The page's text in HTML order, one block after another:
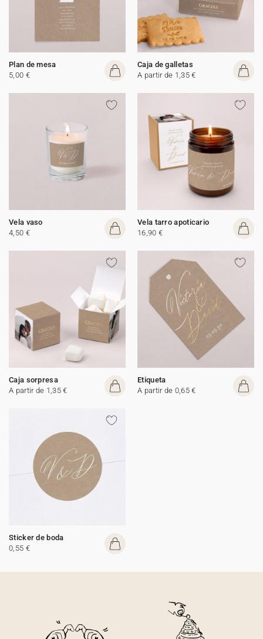
Plan de mesa
5,00 €
Caja de galletas
A partir de 1,35 €
Vela vaso
4,50 €
Vela tarro apoticario
16,90 €
Caja sorpresa
A partir de 1,35 €
Etiqueta
A partir de 0,65 €
Sticker de boda
0,55 €